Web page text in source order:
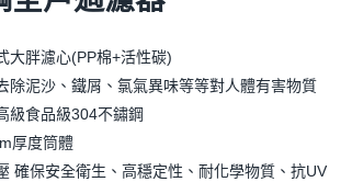
大胖濾心(PP棉+活性碳)
除泥沙、鐵屑、氯氣異味等等對人體有害物質
級食品級304不鏽鋼
厚度筒體
確保安全衛生、高穩定性、耐化學物質、抗UV